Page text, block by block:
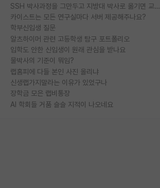
SSH 박사과정을 그만두고 지방대 박사로 옮기면 교수의 꿈은 끝일까요?
카이스트는 모든 연구실마다 서버 제공해주나요?
학부신입생 질문
알츠하이머 관련 고등학생 탐구 포트폴리오
입학도 안한 신입생이 원래 관심을 받나요
물박사의 기준이 뭐임?
랩홈피에 다들 본인 사진 올리냐
신생랩가지말라는 이유가 있었구나
장학금 모은 랩비통장
AI 학회들 거품 슬슬 지적이 나오네요